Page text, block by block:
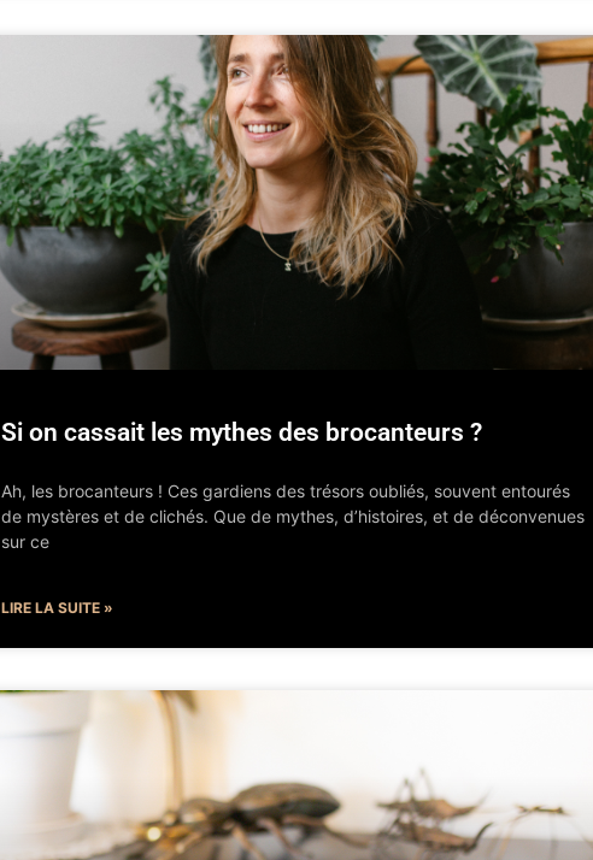
Si on cassait les mythes des brocanteurs ?
Ah, les brocanteurs ! Ces gardiens des trésors oubliés, souvent entourés
de mystères et de clichés. Que de mythes, d’histoires, et de déconvenues
sur ce
LIRE LA SUITE »